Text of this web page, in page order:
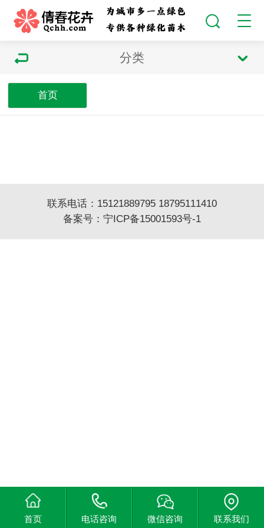
分类
首页
联系电话：15121889795 18795111410
备案号： 宁ICP备15001593号-1
首页 电话咨询 微信咨询 联系我们